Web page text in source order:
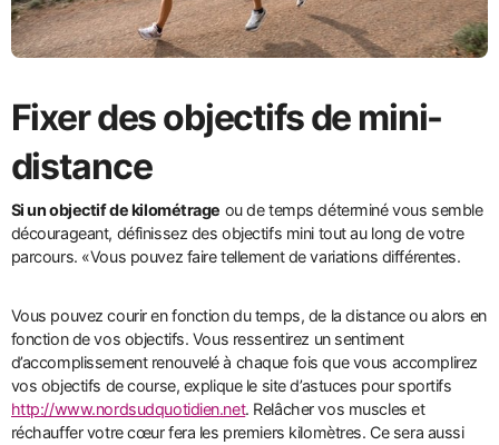
Fixer des objectifs de mini-
distance
Si un objectif de kilométrage ou de temps déterminé vous semble
décourageant, définissez des objectifs mini tout au long de votre
parcours. «Vous pouvez faire tellement de variations différentes.
Vous pouvez courir en fonction du temps, de la distance ou alors en
fonction de vos objectifs. Vous ressentirez un sentiment
d’accomplissement renouvelé à chaque fois que vous accomplirez
vos objectifs de course, explique le site d’astuces pour sportifs
http://www.nordsudquotidien.net. Relâcher vos muscles et
réchauffer votre cœur fera les premiers kilomètres. Ce sera aussi